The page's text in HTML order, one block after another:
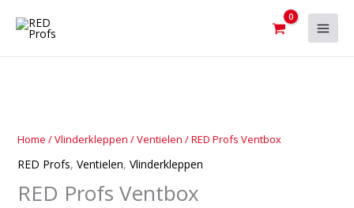
naar
Home /Vlinderkleppen /Ventielen / RED Profs Ventbox
RED Profs, Ventielen, Vlinderkleppen
RED Profs Ventbox
Ventbox